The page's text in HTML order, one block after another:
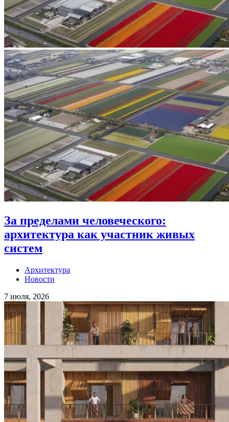
За пределами человеческого:
архитектура как участник живых
систем
Архитектура
Новости
7 июля, 2026